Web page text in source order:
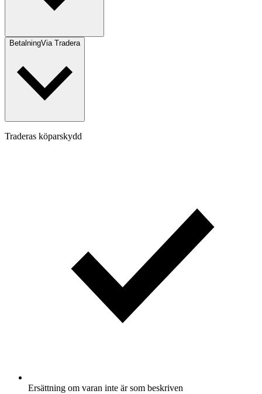
BetalningVia Tradera
Traderas köparskydd
Ersättning om varan inte är som beskriven